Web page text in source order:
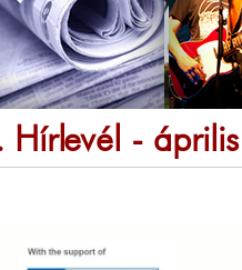
Hírlevél -